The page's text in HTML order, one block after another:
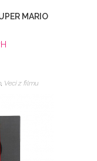
MARIO
, Veci z filmu